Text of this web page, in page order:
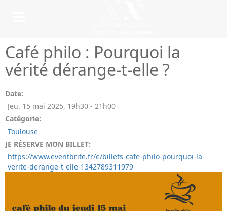
Café philo : Pourquoi la
vérité dérange-t-elle ?
Date:
Jeu. 15 mai 2025, 19h30 - 21h00
Catégorie:
Toulouse
JE RÉSERVE MON BILLET:
https://www.eventbrite.fr/e/billets-cafe-philo-pourquoi-la-
verite-derange-t-elle-1342789311979